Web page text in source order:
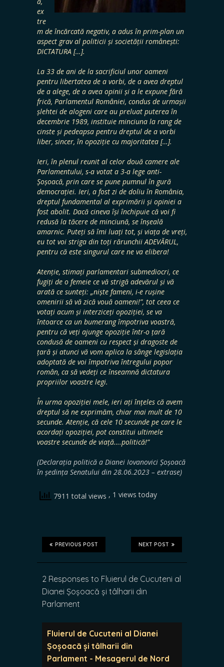
ex
tre
m de încărcată negativ, a adus în prim-plan un
aspect grav al politicii și societății românești:
DICTATURA […].
La 33 de ani de la sacrificiul unor oameni
pentru libertatea de a vorbi, de a avea dreptul
de a alege, de a avea opinii și a le expune fără
frică, Parlamentul României, condus de urmașii
șlehtei de alogeni care au preluat puterea în
decembrie 1989, instituie minciuna la rang de
cinste și pedeapsa pentru dreptul de a vorbi
liber, sincer, în opoziție cu majoritatea […].
Ieri, în plenul reunit al celor două camere ale
Parlamentului, s-a votat a 3-a lege anti-
Șoșoacă, prin care se pune pumnul în gură
democrației. Ieri, a fost zi de doliu în România,
dreptul fundamental al exprimării și opiniei a
fost abolit. Dacă cineva își închipuie că voi fi
redusă la tăcere de minciună, se înșeală
amarnic. Puteți să îmi luați tot, și viața de vreți,
eu tot voi striga din toți rărunchii ADEVĂRUL,
pentru că este singurul care ne va elibera!
Atenție, stimați parlamentari submediocri, ce
fugiți de o femeie ce vă strigă adevărul și vă
arată ce sunteți: „niște fameni, i-e rușine
omenirii să vă zică vouă oameni!”, tot ceea ce
votați acum și interziceți opoziției, se va
întoarce ca un bumerang împotriva voastră,
pentru că veți ajunge opoziție într-o țară
condusă de oameni cu respect și dragoste de
țară și atunci vă vom aplica la sânge legislația
adoptată de voi împotriva întregului popor
român, ca să vedeți ce înseamnă dictatura
propriilor voastre legi.
În urma opoziției mele, ieri ați înțeles că avem
dreptul să ne exprimăm, chiar mai mult de 10
secunde. Atenție, că cele 10 secunde pe care le
acordați opoziției, pot constitui ultimele
voastre secunde de viață….politică!”
(Declarația politică a Dianei Iovanovici Șoșoacă
în ședința Senatului din 28.06.2023 – extrase)
7911 total views , 1 views today
NEXT POST
PREVIOUS POST
2 Responses to Fluierul de Cucuteni al
Dianei Șoșoacă și tâlharii din
Parlament
Fluierul de Cucuteni al Dianei
Șoșoacă și tâlharii din
Parlament - Mesagerul de Nord